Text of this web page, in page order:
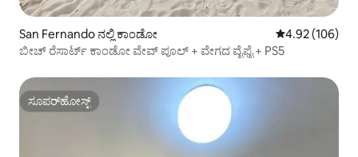
San Fernando ನಲ್ಲಿ ಕಾಂಡೋ 5 ರಲ್ಲಿ 4.92
4.92 (106)
ಬೀಚ್ ರೆಸಾರ್ಟ್ ಕಾಂಡೋ ವೇವ್ ಪೂಲ್ + ವೇಗದ ವೈಫೈ + PS5
ಸೂಪರ್‌ಹೋಸ್ಟ್
ಸೂಪರ್‌ಹೋಸ್ಟ್